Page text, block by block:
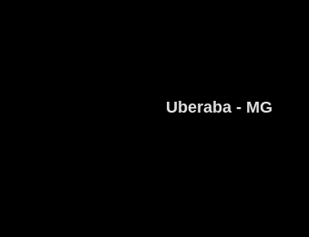
Uberaba - MG